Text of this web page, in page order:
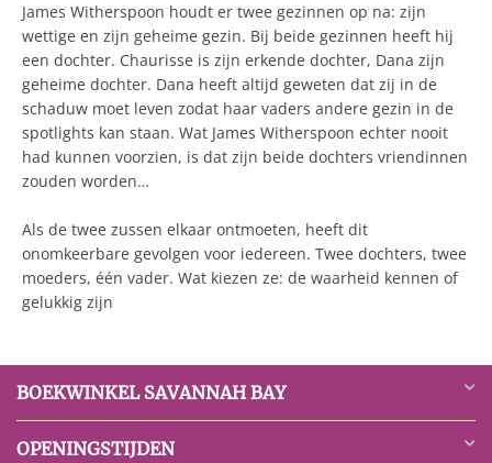
James Witherspoon houdt er twee gezinnen op na: zijn
wettige en zijn geheime gezin. Bij beide gezinnen heeft hij
een dochter. Chaurisse is zijn erkende dochter, Dana zijn
geheime dochter. Dana heeft altijd geweten dat zij in de
schaduw moet leven zodat haar vaders andere gezin in de
spotlights kan staan. Wat James Witherspoon echter nooit
had kunnen voorzien, is dat zijn beide dochters vriendinnen
zouden worden…
Als de twee zussen elkaar ontmoeten, heeft dit
onomkeerbare gevolgen voor iedereen. Twee dochters, twee
moeders, één vader. Wat kiezen ze: de waarheid kennen of
gelukkig zijn
BOEKWINKEL SAVANNAH BAY
OPENINGSTIJDEN